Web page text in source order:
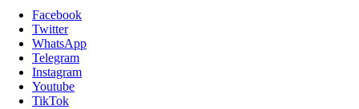
Facebook
Twitter
WhatsApp
Telegram
Instagram
Youtube
TikTok